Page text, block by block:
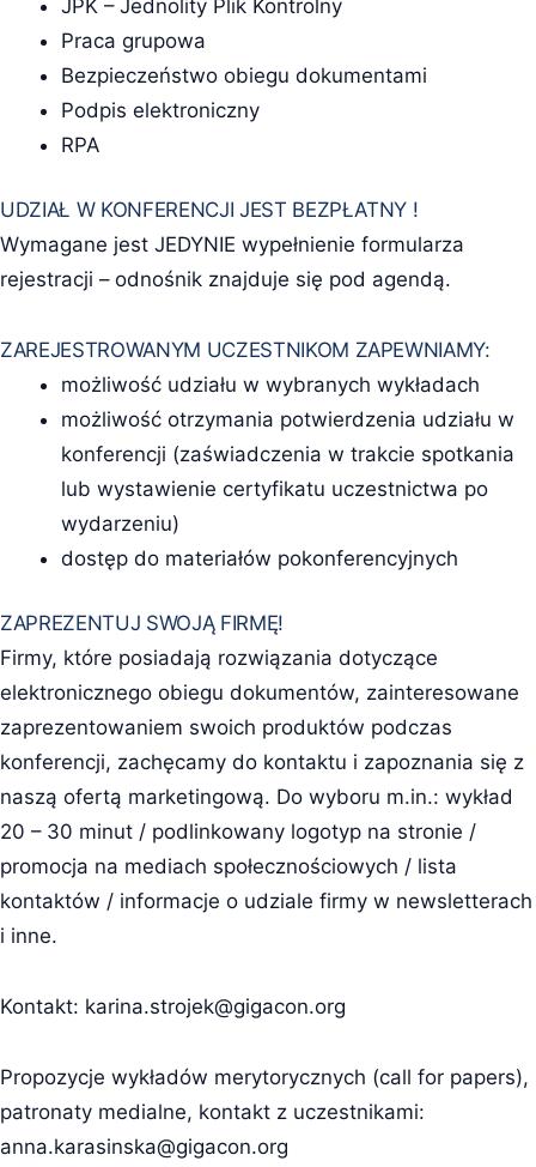
JPK – Jednolity Plik Kontrolny
Praca grupowa
Bezpieczeństwo obiegu dokumentami
Podpis elektroniczny
RPA
UDZIAŁ W KONFERENCJI JEST BEZPŁATNY !
Wymagane jest JEDYNIE wypełnienie formularza
rejestracji – odnośnik znajduje się pod agendą.
ZAREJESTROWANYM UCZESTNIKOM ZAPEWNIAMY:
możliwość udziału w wybranych wykładach
możliwość otrzymania potwierdzenia udziału w
konferencji (zaświadczenia w trakcie spotkania
lub wystawienie certyfikatu uczestnictwa po
wydarzeniu)
dostęp do materiałów pokonferencyjnych
ZAPREZENTUJ SWOJĄ FIRMĘ!
Firmy, które posiadają rozwiązania dotyczące
elektronicznego obiegu dokumentów, zainteresowane
zaprezentowaniem swoich produktów podczas
konferencji, zachęcamy do kontaktu i zapoznania się z
naszą ofertą marketingową. Do wyboru m.in.: wykład
20 – 30 minut / podlinkowany logotyp na stronie /
promocja na mediach społecznościowych / lista
kontaktów / informacje o udziale firmy w newsletterach
i inne.
Kontakt: karina.strojek@gigacon.org
Propozycje wykładów merytorycznych (call for papers),
patronaty medialne, kontakt z uczestnikami:
anna.karasinska@gigacon.org